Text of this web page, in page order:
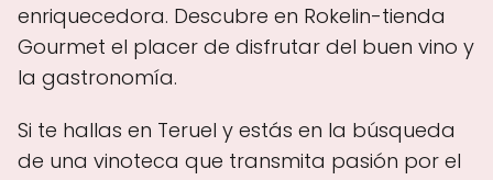
enriquecedora. Descubre en Rokelin-tienda
Gourmet el placer de disfrutar del buen vino y
la gastronomía.
Si te hallas en Teruel y estás en la búsqueda
de una vinoteca que transmita pasión por el